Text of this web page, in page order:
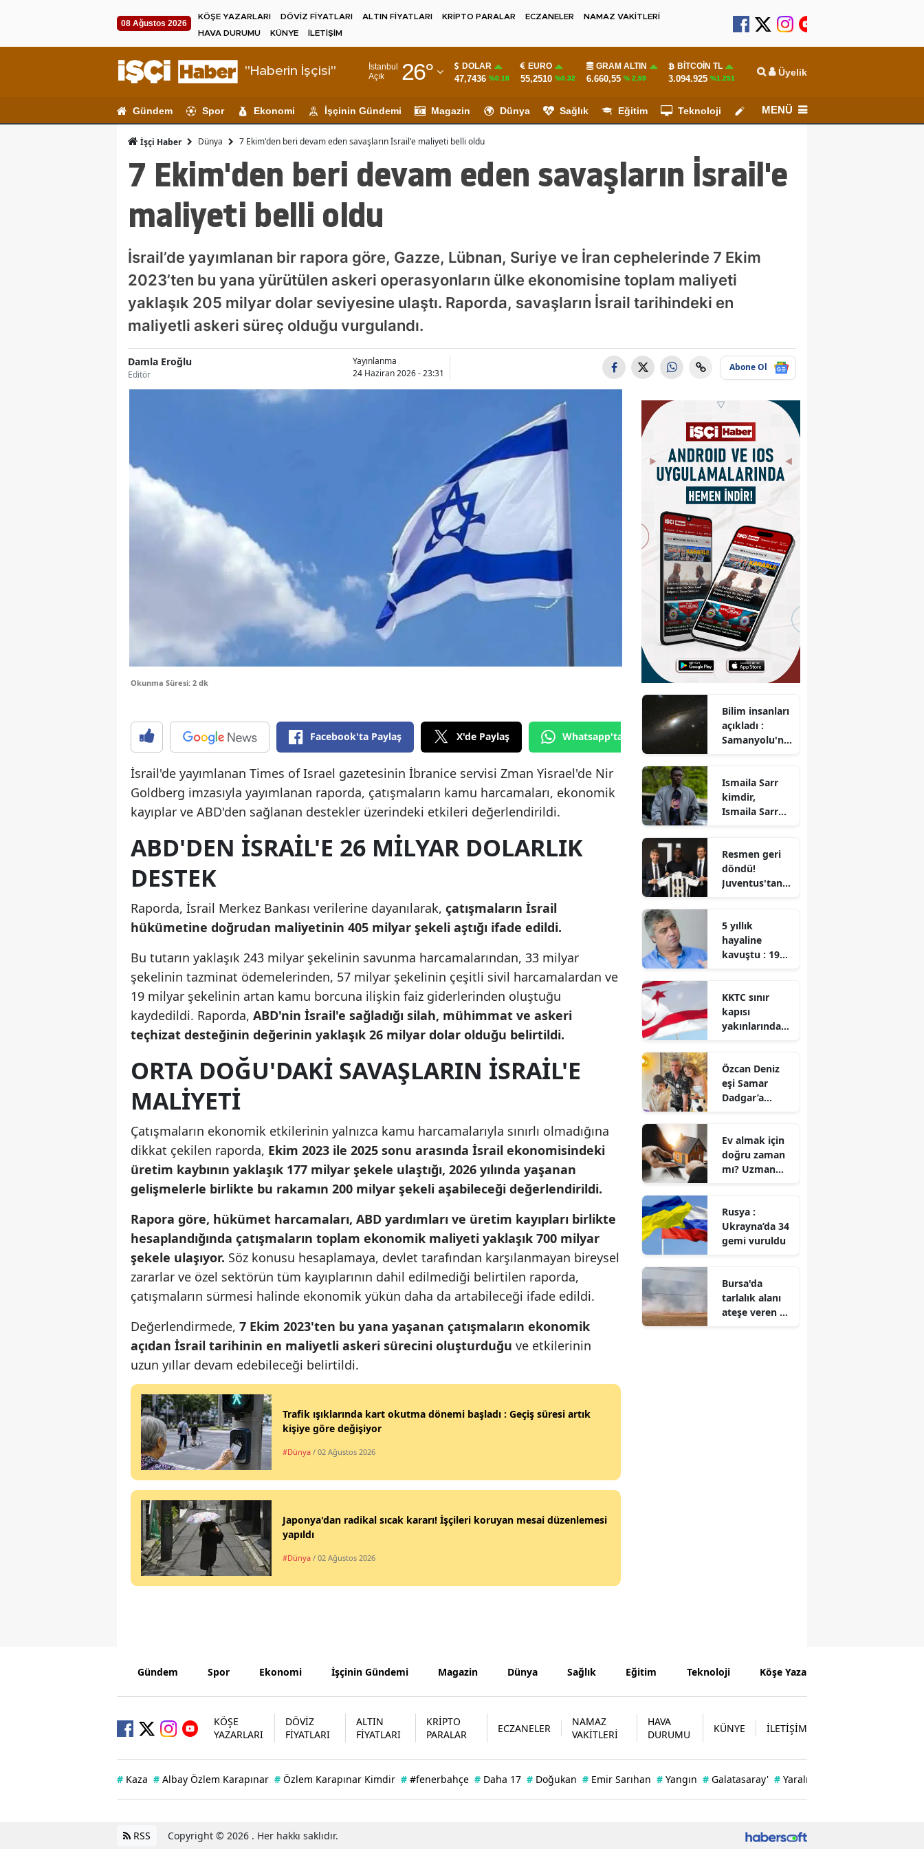
08 Ağustos 2026
KÖŞE YAZARLARI DÖVİZ FİYATLARI ALTIN FİYATLARI KRİPTO PARALAR ECZANELER
NAMAZ VAKİTLERİ
HAVA DURUMU
KÜNYE İLETİŞİM
"Haberin İşçisi"
İstanbul
Açık
26°
Adıyaman
Ağrı
Ankara
Aydın
Balıkesir
Bilecik
Bingöl
Bitlis
Çanakkale
Çankırı
Çorum
Denizli
Diyarbakır
Edirne
Eskişehir
Gaziantep
Giresun
Hakkari
Isparta
İstanbul
İzmir
Kars
Kayseri
Kocaeli
Konya
Kütahya
Malatya
Manisa
Mardin
Ordu
Tekirdağ
Trabzon
Tunceli
DOLAR
47,7436 %0.18
EURO
55,2510 %0.32
GRAM ALTIN
6.660,55 % 2,59
BITCOIN TL
3.094.925 %1.251 Üyelik
Gündem Spor Ekonomi İşçinin Gündemi Magazin Dünya Sağlık Eğitim Teknoloji Köşe Yazarları
MENÜ
İşçi Haber Dünya 7 Ekim'den beri devam eden savaşların İsrail'e maliyeti belli oldu
7 Ekim'den beri devam eden savaşların İsrail'e
maliyeti belli oldu
İsrail’de yayımlanan bir rapora göre, Gazze, Lübnan, Suriye ve İran cephelerinde 7 Ekim
2023’ten bu yana yürütülen askeri operasyonların ülke ekonomisine toplam maliyeti
yaklaşık 205 milyar dolar seviyesine ulaştı. Raporda, savaşların İsrail tarihindeki en
maliyetli askeri süreç olduğu vurgulandı.
Damla Eroğlu
Editör
Yayınlanma
24 Haziran 2026 - 23:31
Abone Ol
Okunma Süresi: 2 dk
Facebook'ta Paylaş X'de Paylaş Whatsapp'tan Gönder
İsrail'de yayımlanan Times of Israel gazetesinin İbranice servisi Zman Yisrael'de Nir
Goldberg imzasıyla yayımlanan raporda, çatışmaların kamu harcamaları, ekonomik
kayıplar ve ABD'den sağlanan destekler üzerindeki etkileri değerlendirildi.
ABD'DEN ISRAIL'E 26 MILYAR DOLARLIK
DESTEK
Raporda, İsrail Merkez Bankası verilerine dayanılarak, çatışmaların İsrail
hükümetine doğrudan maliyetinin 405 milyar şekeli aştığı ifade edildi.
Bu tutarın yaklaşık 243 milyar şekelinin savunma harcamalarından, 33 milyar
şekelinin tazminat ödemelerinden, 57 milyar şekelinin çeşitli sivil harcamalardan ve
19 milyar şekelinin artan kamu borcuna ilişkin faiz giderlerinden oluştuğu
kaydedildi. Raporda, ABD'nin İsrail'e sağladığı silah, mühimmat ve askeri
teçhizat desteğinin değerinin yaklaşık 26 milyar dolar olduğu belirtildi.
ORTA DOĞU'DAKI SAVAŞLARIN ISRAIL'E
MALIYETI
Çatışmaların ekonomik etkilerinin yalnızca kamu harcamalarıyla sınırlı olmadığına
dikkat çekilen raporda, Ekim 2023 ile 2025 sonu arasında İsrail ekonomisindeki
üretim kaybının yaklaşık 177 milyar şekele ulaştığı, 2026 yılında yaşanan
gelişmelerle birlikte bu rakamın 200 milyar şekeli aşabileceği değerlendirildi.
Rapora göre, hükümet harcamaları, ABD yardımları ve üretim kayıpları birlikte
hesaplandığında çatışmaların toplam ekonomik maliyeti yaklaşık 700 milyar
şekele ulaşıyor. Söz konusu hesaplamaya, devlet tarafından karşılanmayan bireysel
zararlar ve özel sektörün tüm kayıplarının dahil edilmediği belirtilen raporda,
çatışmaların sürmesi halinde ekonomik yükün daha da artabileceği ifade edildi.
Değerlendirmede, 7 Ekim 2023'ten bu yana yaşanan çatışmaların ekonomik
açıdan İsrail tarihinin en maliyetli askeri sürecini oluşturduğu ve etkilerinin
uzun yıllar devam edebileceği belirtildi.​​​​​​​
Trafik ışıklarında kart okutma dönemi başladı : Geçiş süresi artık
kişiye göre değişiyor
#Dünya / 02 Ağustos 2026
Japonya'dan radikal sıcak kararı! İşçileri koruyan mesai düzenlemesi
yapıldı
#Dünya / 02 Ağustos 2026
Bilim insanları
açıkladı :
Samanyolu'nd
olabilir
Ismaila Sarr
kimdir,
Ismaila Sarr
hangi
takımlarda
oynadı?
Resmen geri
döndü!
Juventus'tan
5 yıllık
hayaline
kavuştu : 1987
Cengiz
Kurtoğlu’nu
ziyaret etti
KKTC sınır
kapısı
yakınlarında
alındı
Özcan Deniz
eşi Samar
Dadgar’a
aşkını ilan etti!
Ev almak için
doğru zaman
mı? Uzman
açıklama
Rusya :
Ukrayna’da 34
gemi vuruldu
Bursa'da
tarlalık alanı
ateşe veren 16
Gündem Spor Ekonomi İşçinin Gündemi Magazin Dünya Sağlık Eğitim Teknoloji Köşe Yazarları
KÖŞE
YAZARLARI
DÖVİZ
FİYATLARI
ALTIN
FİYATLARI
KRİPTO
PARALAR
ECZANELER
NAMAZ
VAKİTLERİ
HAVA
DURUMU
KÜNYE İLETİŞİM
# Kaza # Albay Özlem Karapınar # Özlem Karapınar Kimdir # #fenerbahçe # Daha 17 # Doğukan # Emir Sarıhan # Yangın # Galatasaray' # Yaralı
RSS Copyright © 2026 . Her hakkı saklıdır.